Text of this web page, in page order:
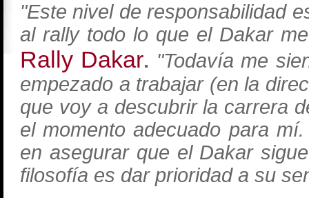
"Este nivel de responsabilidad
al rally todo lo que el Dakar
Rally Dakar. "Todavía me
empezado a trabajar (en la
que voy a descubrir la carrera
el momento adecuado para
en asegurar que el Dakar
filosofía es dar prioridad a su